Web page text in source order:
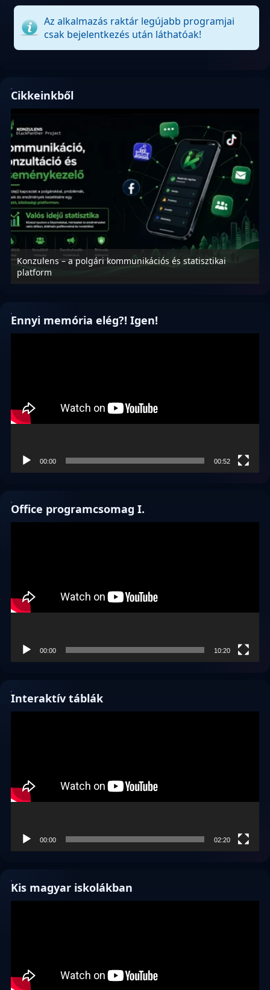
Az alkalmazás raktár legújabb programjai
csak bejelentkezés után láthatóak!
Cikkeinkből
Konzulens – a polgári kommunikációs és statisztikai
platform
Ennyi memória elég?! Igen!
00:00 00:52
Office programcsomag I.
00:00 10:20
Interaktív táblák
00:00 02:20
Kis magyar iskolákban